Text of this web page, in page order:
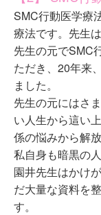
SMC行動医学療
療法です。先生
先生の元でSMC
ただき、20年来
ました。
先生の元にはさ
い人生から這い
係の悩みから解
私自身も暗黒の
園井先生はかけ
だ大量な資料を
す。